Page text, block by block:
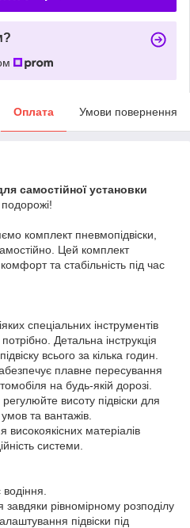
Оплата Умови повернення
самостійної установки
комплект пневмопідвіски,
Цей комплект
та стабільність під час
спеціальних інструментів
Детальна інструкція
всього за кілька годин.
плавне пересування
на будь-якій дорозі.
регулюйте висоту підвіски для
та вантажів.
високоякісних матеріалів
системи.
рівномірному розподілу
підвіски під